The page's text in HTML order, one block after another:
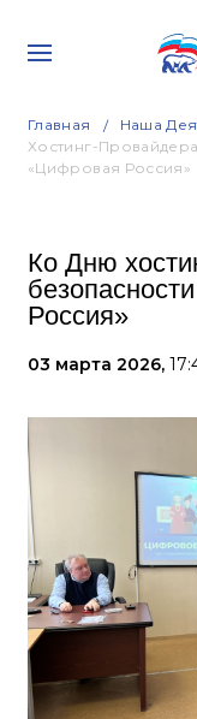
Главная Наша
Хостинг-
«Цифровая Россия»
Ко Дню
Россия»
03 марта 2026,